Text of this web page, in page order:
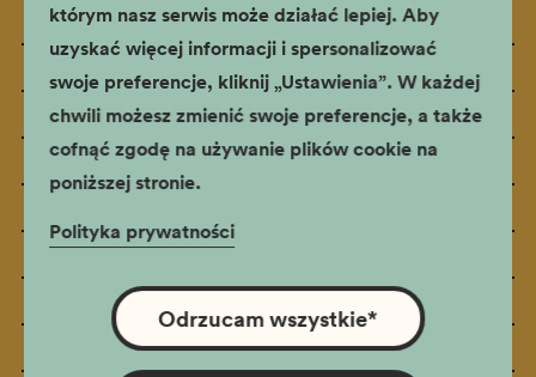
którym nasz serwis może działać lepiej. Aby
uzyskać więcej informacji i spersonalizować
swoje preferencje, kliknij „Ustawienia”. W każdej
chwili możesz zmienić swoje preferencje, a także
cofnąć zgodę na używanie plików cookie na
poniższej stronie.
Polityka prywatności
Odrzucam wszystkie*
Stara Synagoga
Apteka pod Orłem
Ulica Pomorska
Thesaurus Cracoviensis
Muzeum Podgórza
Muzeum i Centrum Ruchu Harcerskiego
Muzeum Nowej Huty